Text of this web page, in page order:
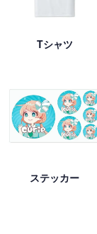
Tシャツ
ステッカー